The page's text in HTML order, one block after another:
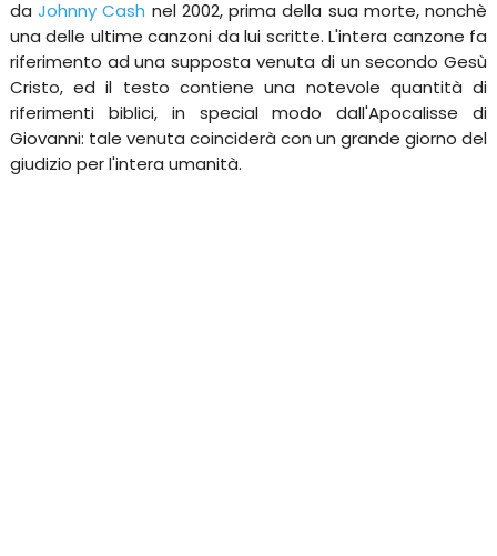
daJohnny Cash nel 2002, prima della sua morte, nonchè
una delle ultime canzoni da lui scritte. L'intera canzone fa
riferimento ad una supposta venuta di un secondo Gesù
Cristo, ed il testo contiene una notevole quantità di
riferimenti biblici, in special modo dall'Apocalisse di
Giovanni: tale venuta coinciderà con un grande giorno del
giudizio per l'intera umanità.